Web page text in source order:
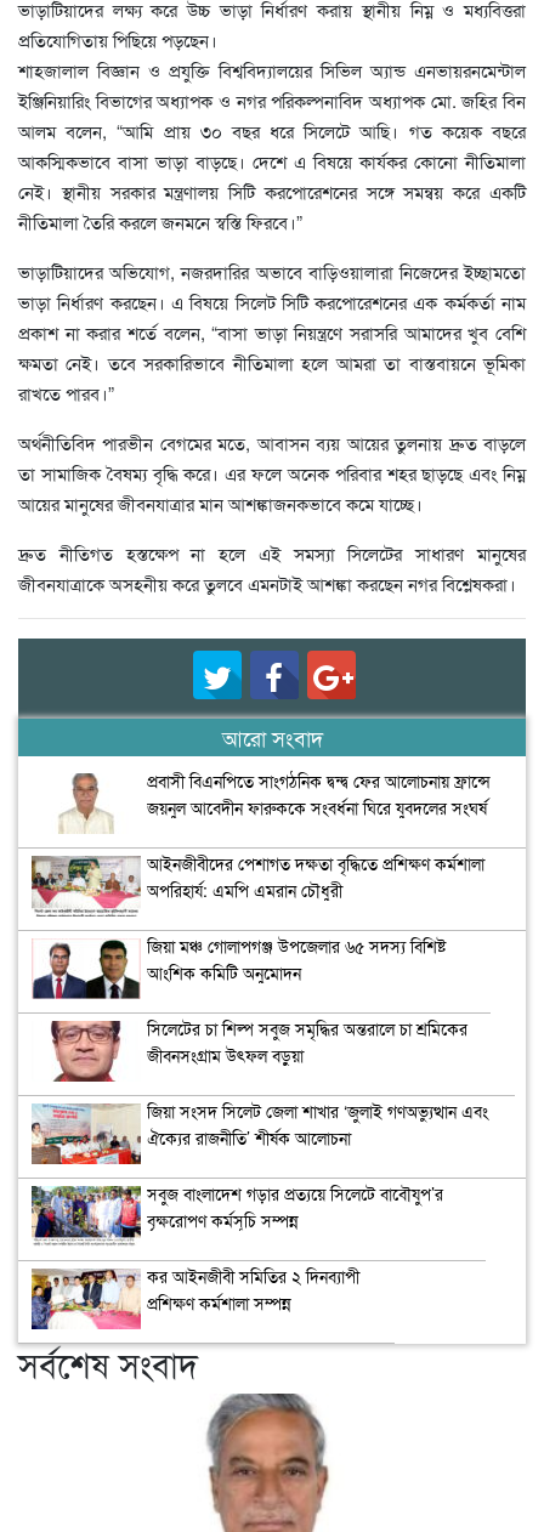
ভাড়াটিয়াদের লক্ষ্য করে উচ্চ ভাড়া নির্ধারণ করায় স্থানীয় নিম্ন ও মধ্যবিত্তরা
প্রতিযোগিতায় পিছিয়ে পড়ছেন।
শাহজালাল বিজ্ঞান ও প্রযুক্তি বিশ্ববিদ্যালয়ের সিভিল অ্যান্ড এনভায়রনমেন্টাল
ইঞ্জিনিয়ারিং বিভাগের অধ্যাপক ও নগর পরিকল্পনাবিদ অধ্যাপক মো. জহির বিন
আলম বলেন, “আমি প্রায় ৩০ বছর ধরে সিলেটে আছি। গত কয়েক বছরে
আকস্মিকভাবে বাসা ভাড়া বাড়ছে। দেশে এ বিষয়ে কার্যকর কোনো নীতিমালা
নেই। স্থানীয় সরকার মন্ত্রণালয় সিটি করপোরেশনের সঙ্গে সমন্বয় করে একটি
নীতিমালা তৈরি করলে জনমনে স্বস্তি ফিরবে।”
ভাড়াটিয়াদের অভিযোগ, নজরদারির অভাবে বাড়িওয়ালারা নিজেদের ইচ্ছামতো
ভাড়া নির্ধারণ করছেন। এ বিষয়ে সিলেট সিটি করপোরেশনের এক কর্মকর্তা নাম
প্রকাশ না করার শর্তে বলেন, “বাসা ভাড়া নিয়ন্ত্রণে সরাসরি আমাদের খুব বেশি
ক্ষমতা নেই। তবে সরকারিভাবে নীতিমালা হলে আমরা তা বাস্তবায়নে ভূমিকা
রাখতে পারব।”
অর্থনীতিবিদ পারভীন বেগমের মতে, আবাসন ব্যয় আয়ের তুলনায় দ্রুত বাড়লে
তা সামাজিক বৈষম্য বৃদ্ধি করে। এর ফলে অনেক পরিবার শহর ছাড়ছে এবং নিম্ন
আয়ের মানুষের জীবনযাত্রার মান আশঙ্কাজনকভাবে কমে যাচ্ছে।
দ্রুত নীতিগত হস্তক্ষেপ না হলে এই সমস্যা সিলেটের সাধারণ মানুষের
জীবনযাত্রাকে অসহনীয় করে তুলবে এমনটাই আশঙ্কা করছেন নগর বিশ্লেষকরা।
আরো সংবাদ
প্রবাসী বিএনপিতে সাংগঠনিক দ্বন্দ্ব ফের আলোচনায় ফ্রান্সে
জয়নুল আবেদীন ফারুককে সংবর্ধনা ঘিরে যুবদলের সংঘর্ষ
আইনজীবীদের পেশাগত দক্ষতা বৃদ্ধিতে প্রশিক্ষণ কর্মশালা
অপরিহার্য: এমপি এমরান চৌধুরী
জিয়া মঞ্চ গোলাপগঞ্জ উপজেলার ৬৫ সদস্য বিশিষ্ট
আংশিক কমিটি অনুমোদন
সিলেটের চা শিল্প সবুজ সমৃদ্ধির অন্তরালে চা শ্রমিকের
জীবনসংগ্রাম উৎফল বড়ুয়া
জিয়া সংসদ সিলেট জেলা শাখার ‘জুলাই গণঅভ্যুত্থান এবং
ঐক্যের রাজনীতি’ শীর্ষক আলোচনা
সবুজ বাংলাদেশ গড়ার প্রত্যয়ে সিলেটে বাবৌযুপ’র
বৃক্ষরোপণ কর্মসূচি সম্পন্ন
কর আইনজীবী সমিতির ২ দিনব্যাপী
প্রশিক্ষণ কর্মশালা সম্পন্ন
সর্বশেষ সংবাদ